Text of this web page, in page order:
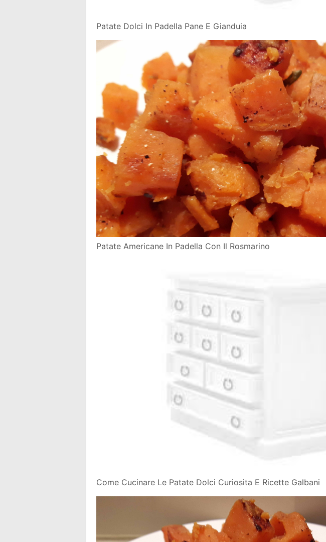
Patate Dolci In Padella Pane E Gianduia
Patate Americane In Padella Con Il Rosmarino
Come Cucinare Le Patate Dolci Curiosita E Ricette Galbani